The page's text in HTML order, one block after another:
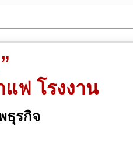
ฟ โรงงาน
ธุรกิจ